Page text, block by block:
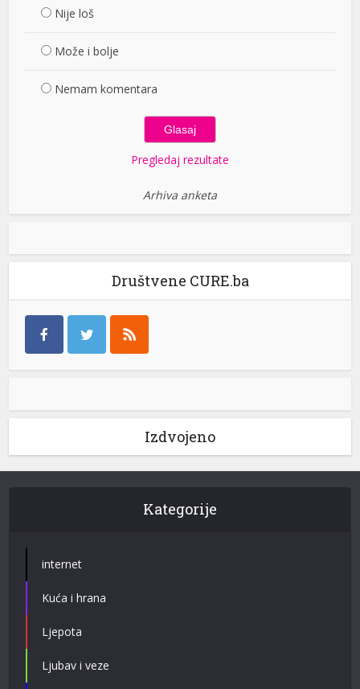
Nije loš
Može i bolje
Nemam komentara
Pregledaj rezultate
Arhiva anketa
Društvene CURE.ba
Izdvojeno
Kategorije
internet
Kuća i hrana
Ljepota
Ljubav i veze